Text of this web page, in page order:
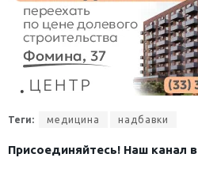
Теги: медицина надбавки
Присоединяйтесь! Наш канал в